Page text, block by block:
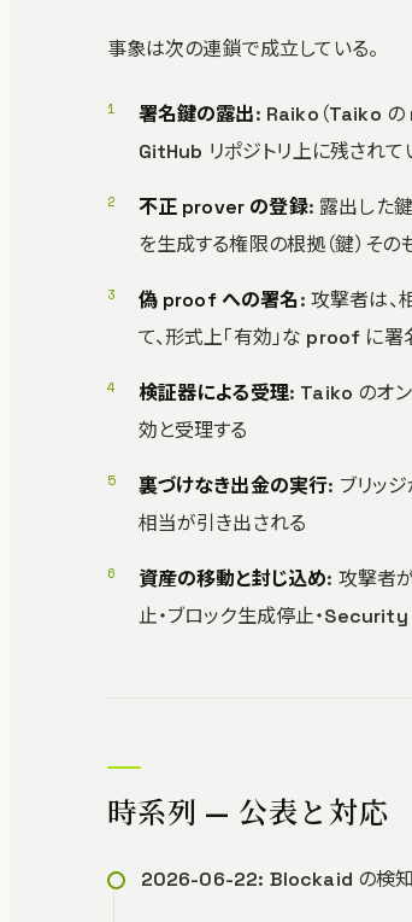
事象は次の連鎖で成立している。
署名鍵の露出: Raiko（Taiko
GitHub リポジトリ上に残され
不正 prover の登録: 露出した
を生成する権限の根拠（鍵）そ
偽 proof への署名: 攻撃者は、
て、形式上「有効」な proof に
検証器による受理: Taiko のオ
効と受理する
裏づけなき出金の実行: ブリッ
相当が引き出される
資産の移動と封じ込め: 攻撃者
止・ブロック生成停止・
時系列 — 公表と対応
2026-06-22: Blockaid の検知